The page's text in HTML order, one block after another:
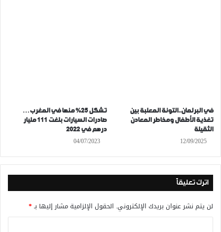
في البرلمان..التونة المعلبة بين
تغذية الأطفال ومخاطر المعادن
الثقيلة
12/09/2025
تشكل 25% منها في المغرب…
صادرات السيارات بلغت 111 مليار
درهم في 2022
04/07/2023
اترك تعليقاً
لن يتم نشر عنوان بريدك الإلكتروني. الحقول الإلزامية مشار إليها بـ*